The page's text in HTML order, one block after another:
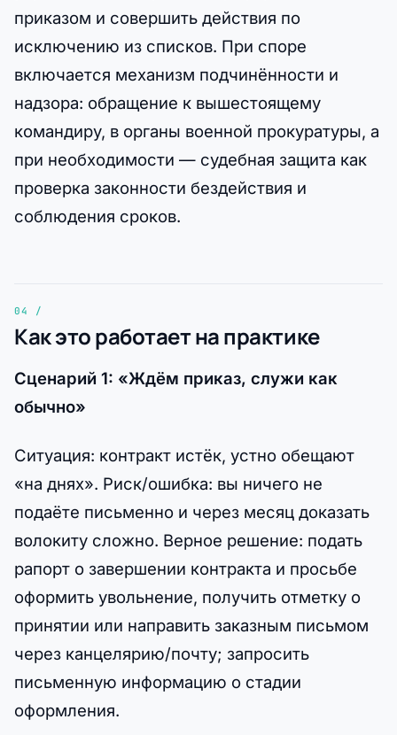
приказом и совершить действия по
исключению из списков. При споре
включается механизм подчинённости и
надзора: обращение к вышестоящему
командиру, в органы военной прокуратуры, а
при необходимости — судебная защита как
проверка законности бездействия и
соблюдения сроков.
Как это работает на практике
Сценарий 1: «Ждём приказ, служи как
обычно»
Ситуация: контракт истёк, устно обещают
«на днях». Риск/ошибка: вы ничего не
подаёте письменно и через месяц доказать
волокиту сложно. Верное решение: подать
рапорт о завершении контракта и просьбе
оформить увольнение, получить отметку о
принятии или направить заказным письмом
через канцелярию/почту; запросить
письменную информацию о стадии
оформления.